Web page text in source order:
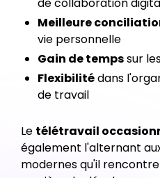
Meilleure
vie personnelle
Gain de tempssur
Flexibilitédans
de travail
Le télétravail
également l'alternant
modernes qu'il